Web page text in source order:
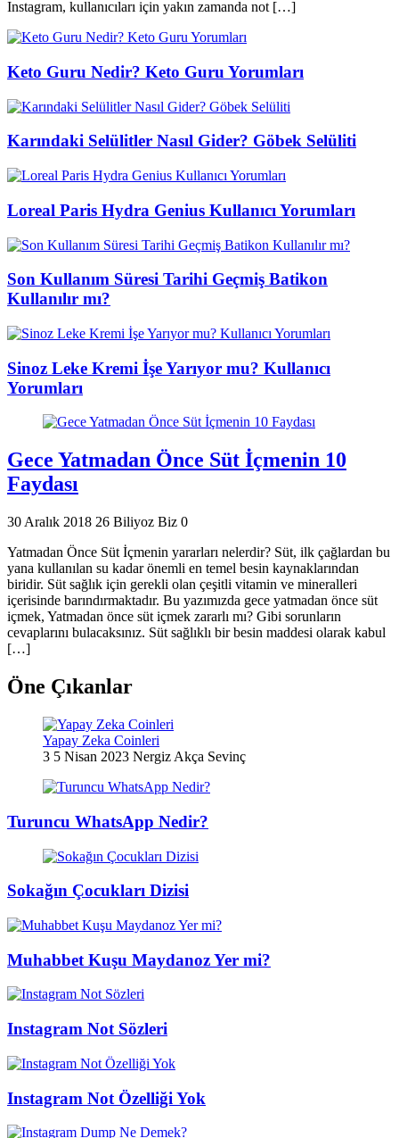
Instagram, kullanıcıları için yakın zamanda not […]
Keto Guru Nedir? Keto Guru Yorumları
Karındaki Selülitler Nasıl Gider? Göbek Selüliti
Loreal Paris Hydra Genius Kullanıcı Yorumları
Son Kullanım Süresi Tarihi Geçmiş Batikon
Kullanılır mı?
Sinoz Leke Kremi İşe Yarıyor mu? Kullanıcı
Yorumları
Gece Yatmadan Önce Süt İçmenin 10
Faydası
30 Aralık 2018 26 Biliyoz Biz 0
Yatmadan Önce Süt İçmenin yararları nelerdir? Süt, ilk çağlardan bu
yana kullanılan su kadar önemli en temel besin kaynaklarından
biridir. Süt sağlık için gerekli olan çeşitli vitamin ve mineralleri
içerisinde barındırmaktadır. Bu yazımızda gece yatmadan önce süt
içmek, Yatmadan önce süt içmek zararlı mı? Gibi sorunların
cevaplarını bulacaksınız. Süt sağlıklı bir besin maddesi olarak kabul
[…]
Öne Çıkanlar
Yapay Zeka Coinleri
3 5 Nisan 2023 Nergiz Akça Sevinç
Turuncu WhatsApp Nedir?
Sokağın Çocukları Dizisi
Muhabbet Kuşu Maydanoz Yer mi?
Instagram Not Sözleri
Instagram Not Özelliği Yok